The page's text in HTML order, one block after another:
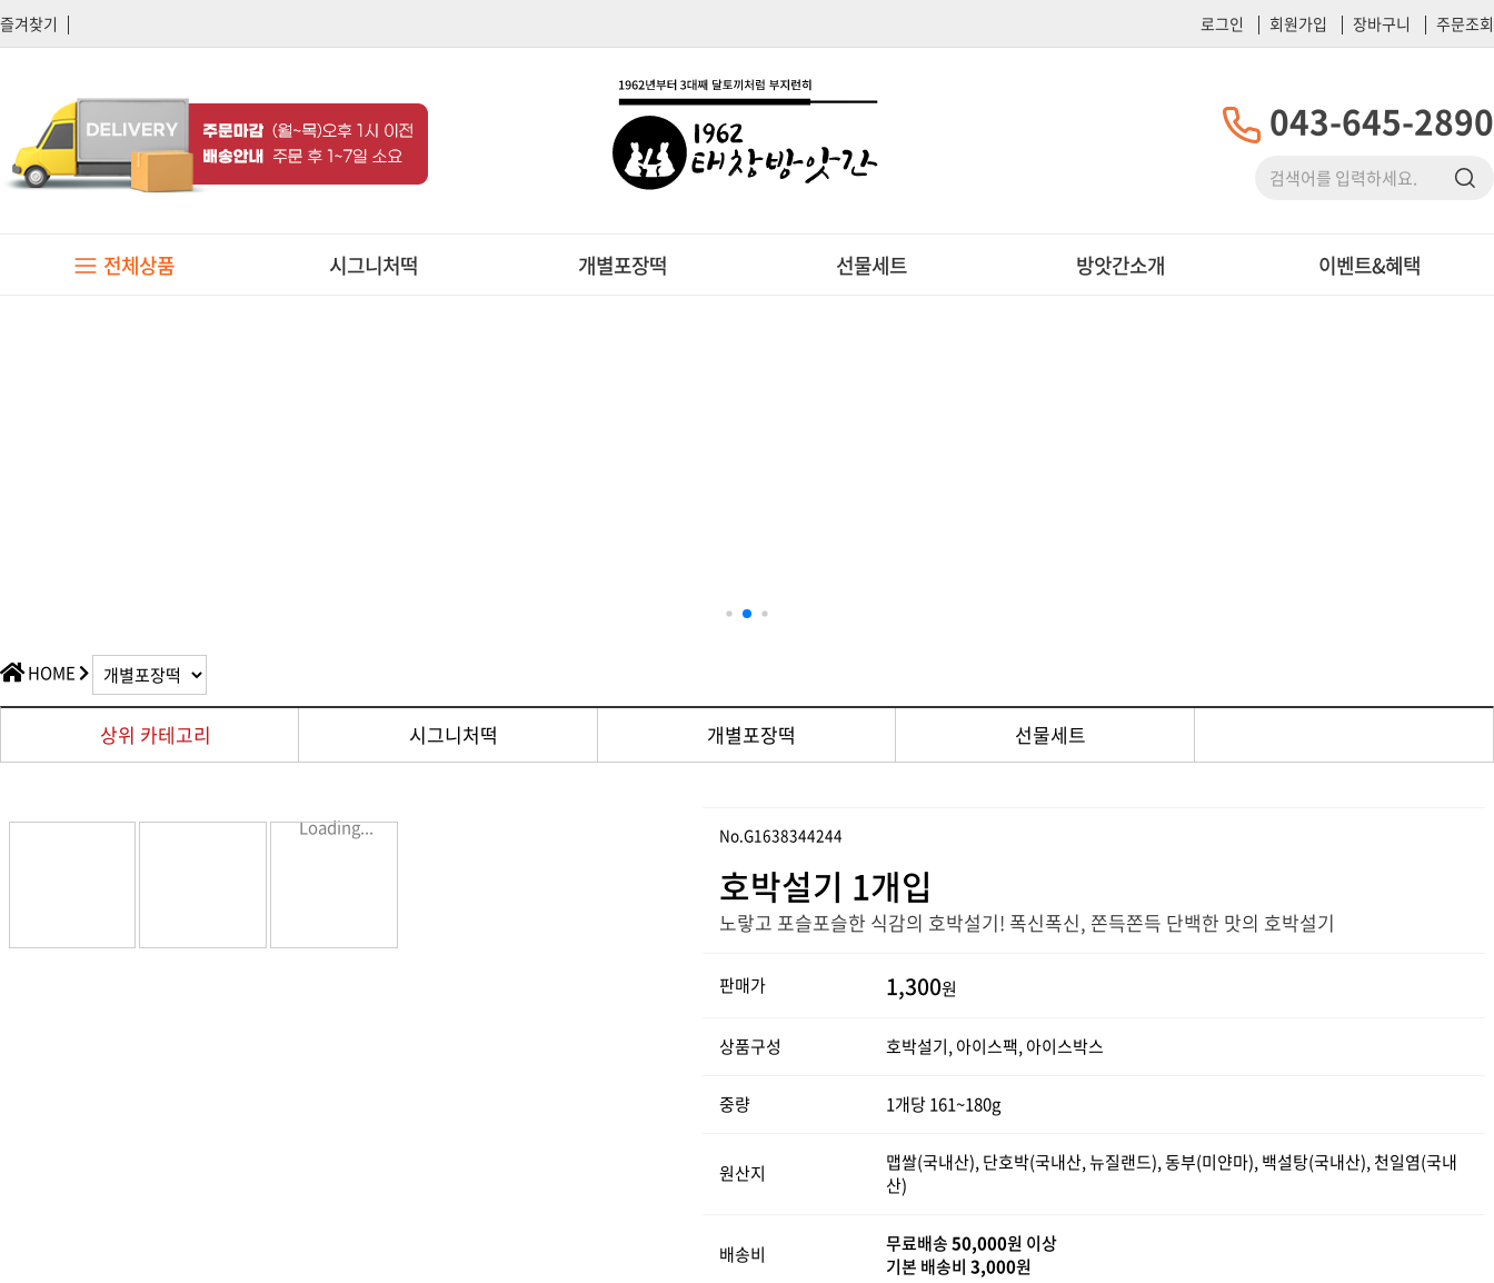
즐겨찾기 로그인 회원가입 장바구니 주문조회
043-645-2890
전체상품 시그니처떡 개별포장떡 선물세트 방앗간소개 이벤트&혜택
HOME
상위 카테고리 시그니처떡 개별포장떡 선물세트
Loading... No.G1638344244
호박설기 1개입
노랗고 포슬포슬한 식감의 호박설기! 폭신폭신, 쫀득쫀득 단백한 맛의 호박설기
판매가 1,300원
상품구성 호박설기, 아이스팩, 아이스박스
중량 1개당 161~180g
원산지
맵쌀(국내산), 단호박(국내산, 뉴질랜드), 동부(미얀마), 백설탕(국내산), 천일염(국내
산)
배송비 무료배송50,000원 이상
기본 배송비 3,000원